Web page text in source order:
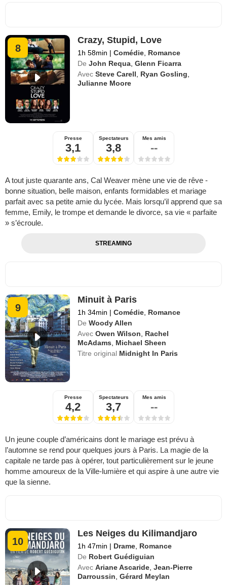
8
Crazy, Stupid, Love
1h 58min | Comédie Romance
De John Requa ,Glenn Ficarra
Avec Steve Carell Ryan Gosling
Julianne Moore
Presse
3,1
Spectateurs
3,8
Mes amis
--
A tout juste quarante ans, Cal Weaver mène une vie de rêve -
bonne situation, belle maison, enfants formidables et mariage
parfait avec sa petite amie du lycée. Mais lorsqu’il apprend que sa
femme, Emily, le trompe et demande le divorce, sa vie « parfaite
» s’écroule.
STREAMING
9
Minuit à Paris
1h 34min | Comédie Romance
De Woody Allen
Avec Owen Wilson
Rachel
McAdams
Michael Sheen
Titre original Midnight In Paris
Presse
4,2
Spectateurs
3,7
Mes amis
--
Un jeune couple d’américains dont le mariage est prévu à
l’automne se rend pour quelques jours à Paris. La magie de la
capitale ne tarde pas à opérer, tout particulièrement sur le jeune
homme amoureux de la Ville-lumière et qui aspire à une autre vie
que la sienne.
10
Les Neiges du Kilimandjaro
1h 47min | Drame, Romance
De Robert Guédiguian
Avec Ariane Ascaride,Jean-Pierre
Darroussin,Gérard Meylan